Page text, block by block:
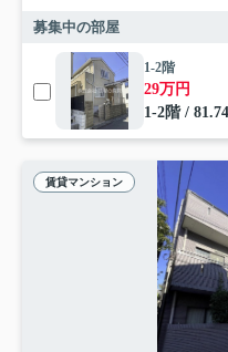
募集中の部屋
1-2階
29万円
1-2階 /
賃貸マンション